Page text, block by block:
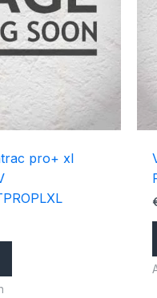
pro+ xl